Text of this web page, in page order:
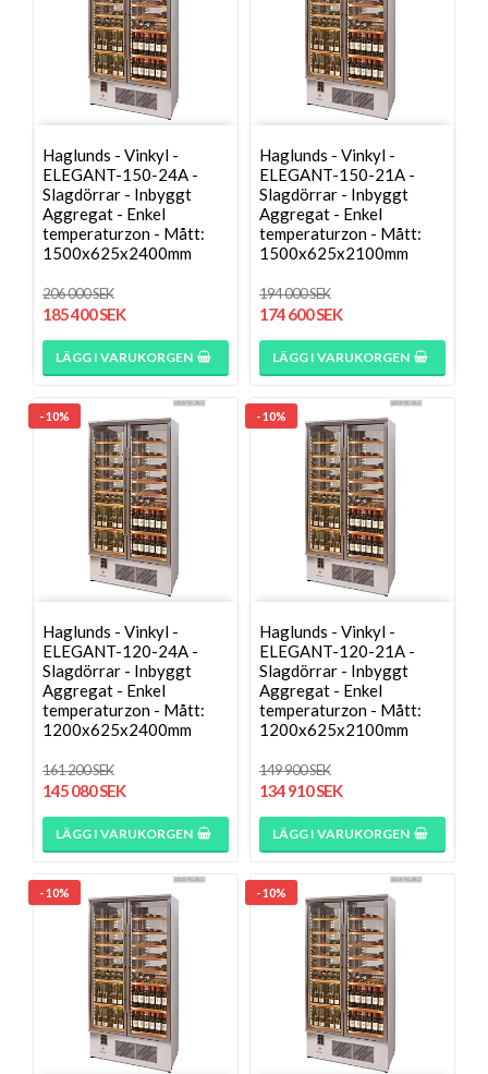
Haglunds - Vinkyl -
ELEGANT-150-24A -
Slagdörrar - Inbyggt
Aggregat - Enkel
temperaturzon - Mått:
1500x625x2400mm
206 000 SEK
185 400 SEK
LÄGG I VARUKORGEN
Haglunds - Vinkyl -
ELEGANT-150-21A -
Slagdörrar - Inbyggt
Aggregat - Enkel
temperaturzon - Mått:
1500x625x2100mm
194 000 SEK
174 600 SEK
LÄGG I VARUKORGEN
- 10%
Haglunds - Vinkyl -
ELEGANT-120-24A -
Slagdörrar - Inbyggt
Aggregat - Enkel
temperaturzon - Mått:
1200x625x2400mm
161 200 SEK
145 080 SEK
LÄGG I VARUKORGEN
- 10%
Haglunds - Vinkyl -
ELEGANT-120-21A -
Slagdörrar - Inbyggt
Aggregat - Enkel
temperaturzon - Mått:
1200x625x2100mm
149 900 SEK
134 910 SEK
LÄGG I VARUKORGEN
- 10% - 10%